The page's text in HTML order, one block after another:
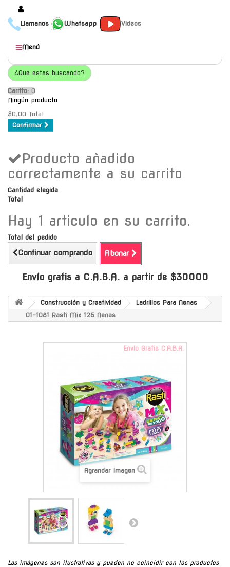
Llamanos Whatsapp Videos
Productos
Populares
Categorías
Marcas
Mayoristas
Contacto
Envío gratis a C.A.B.A. a
partir de $30000
Menú
¿Que estas buscando?
Carrito: O
Ningún producto
$0,00 Total
Confirmar
Producto añadido
correctamente a su carrito
Cantidad elegida
Total
Hay 1 articulo en su carrito.
Total del pedido
Continuar comprando Abonar
Envío gratis a C.A.B.A. a partir de $30000
Construcción y Creatividad
Ladrillos Para Nenas
01-1081 Rasti Mix 125 Nenas
Envío Gratis C.A.B.A.
Agrandar Imagen
Las imágenes son ilustrativas y pueden no coincidir con los productos